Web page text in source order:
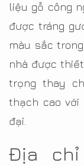
liệu gỗ công
được tráng
màu sắc
nhà được
trọng thay
thạch cao với
đại.
Địa